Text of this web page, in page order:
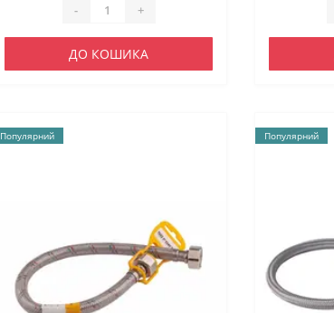
- +
ДО КОШИКА
Популярний Популярний